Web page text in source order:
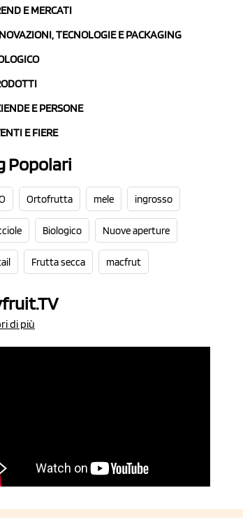
E MERCATI
TECNOLOGIE E PACKAGING
E PERSONE
E FIERE
Popolari
Ortofrutta mele ingrosso
Biologico Nuove aperture
Frutta secca macfrut
di più